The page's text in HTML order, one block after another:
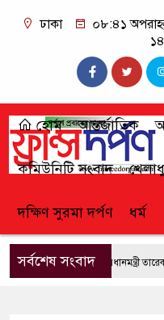
ঢাকা
০৮:৪১
হোম আন্তর্জাতিক
কমিউনিটি সংবাদ
দক্ষিণ সুরমা দর্পণ ধর্ম
সর্বশেষ সংবাদপ্রধানমন্ত্রী তারেক